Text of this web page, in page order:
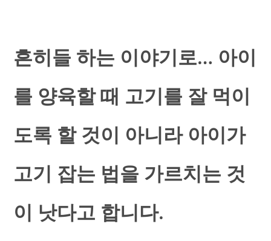
흔히들 하는 이야기로… 아이
를 양육할 때 고기를 잘 먹이
도록 할 것이 아니라 아이가
고기 잡는 법을 가르치는 것
이 낫다고 합니다.